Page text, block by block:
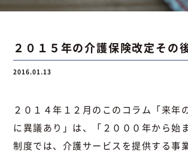
お問い合わせ
２０１５年の介護保険改定その
2016.01.13
２０１４年１２月のこのコラム「来年
に異議あり 」は、「２０００年から始
制度では、介護サービスを提供する事